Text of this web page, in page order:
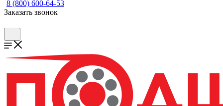
8 (800) 600-64-53
Заказать звонок